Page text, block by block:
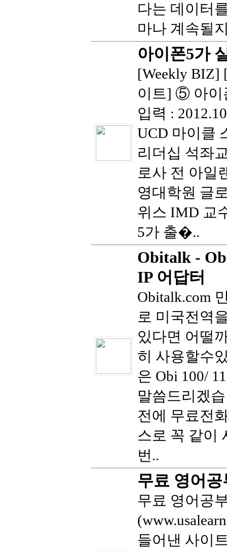
다는 데이터
마나 계속될
아이폰5가
[Weekly BIZ]
이트] ⑤ 아이
입력 :
UCD 마이클
리더십 석좌
로사 전 아일
영대학원 글
위스 IMD 교
5가 출�..
Obitalk -
IP 어답터
Obitalk.com
로 미국전역
있다면 어떨
히 사용할수
은 Obi 100/
말씀드리겠
전에 무료전
스로 꼭 같이
번..
무료 영어
무료 영어공
들어낸 사이